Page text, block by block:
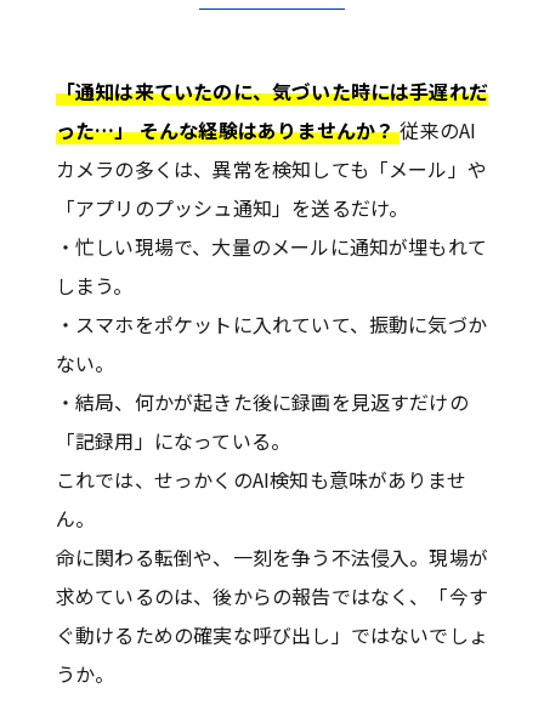
「通知は来ていたのに、気づいた時には手遅れだ
った…」 そんな経験はありませんか？従来のAI
カメラの多くは、異常を検知しても「メール」や
「アプリのプッシュ通知」を送るだけ。
・忙しい現場で、大量のメールに通知が埋もれて
しまう。
・スマホをポケットに入れていて、振動に気づか
ない。
・結局、何かが起きた後に録画を見返すだけの
「記録用」になっている。
これでは、せっかくのAI検知も意味がありませ
ん。
命に関わる転倒や、一刻を争う不法侵入。現場が
求めているのは、後からの報告ではなく、「今す
ぐ動けるための確実な呼び出し」ではないでしょ
うか。